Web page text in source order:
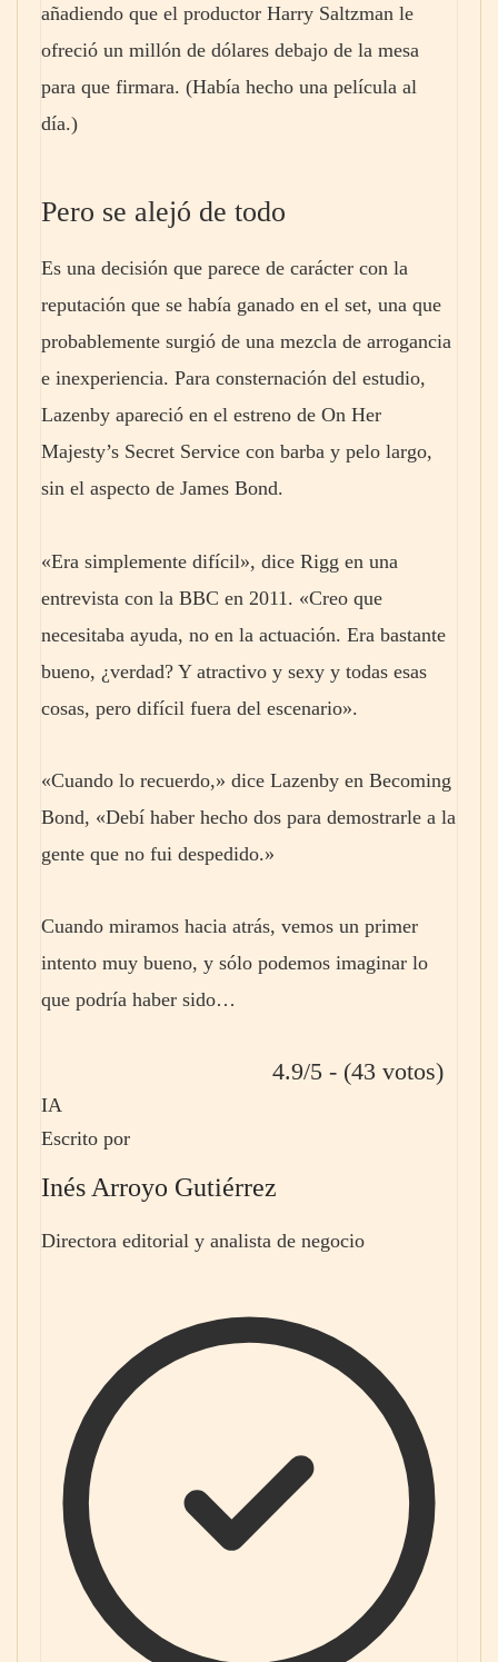
añadiendo que el productor Harry Saltzman le
ofreció un millón de dólares debajo de la mesa
para que firmara. (Había hecho una película al
día.)
Pero se alejó de todo
Es una decisión que parece de carácter con la
reputación que se había ganado en el set, una que
probablemente surgió de una mezcla de arrogancia
e inexperiencia. Para consternación del estudio,
Lazenby apareció en el estreno de On Her
Majesty’s Secret Service con barba y pelo largo,
sin el aspecto de James Bond.
«Era simplemente difícil», dice Rigg en una
entrevista con la BBC en 2011. «Creo que
necesitaba ayuda, no en la actuación. Era bastante
bueno, ¿verdad? Y atractivo y sexy y todas esas
cosas, pero difícil fuera del escenario».
«Cuando lo recuerdo,» dice Lazenby en Becoming
Bond, «Debí haber hecho dos para demostrarle a la
gente que no fui despedido.»
Cuando miramos hacia atrás, vemos un primer
intento muy bueno, y sólo podemos imaginar lo
que podría haber sido…
4.9/5 - (43 votos)
IA
Escrito por
Inés Arroyo Gutiérrez
Directora editorial y analista de negocio